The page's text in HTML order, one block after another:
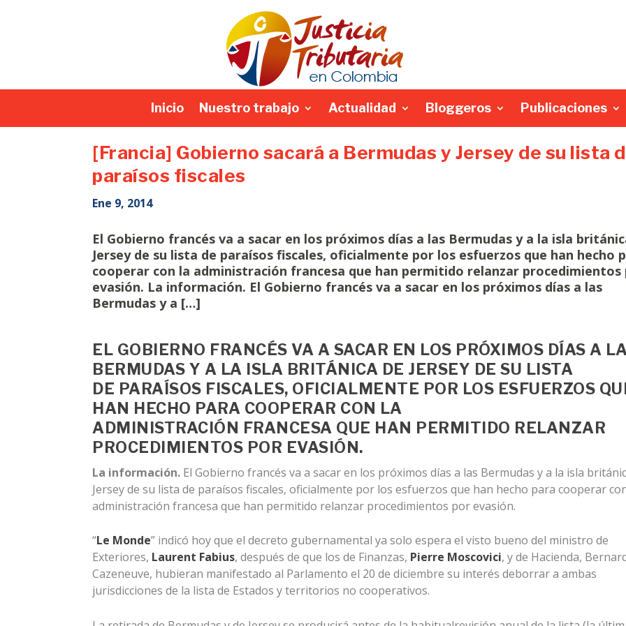
Inicio Nuestro trabajo Actualidad Bloggeros Publicaciones
[Francia] Gobierno sacará a Bermudas y Jersey de su lista
paraísos fiscales
Ene 9, 2014
El Gobierno francés va a sacar en los próximos días a las Bermudas y a la isla
Jersey de su lista de paraísos fiscales, oficialmente por los esfuerzos que han hecho
cooperar con la administración francesa que han permitido relanzar procedimientos
evasión. La información. El Gobierno francés va a sacar en los próximos días a las
Bermudas y a […]
EL GOBIERNO FRANCÉS VA A SACAR EN LOS PRÓXIMOS DÍAS A
BERMUDAS Y A LA ISLA BRITÁNICA DE JERSEY DE SU LISTA
DE PARAÍSOS FISCALES, OFICIALMENTE POR LOS ESFUERZOS
HAN HECHO PARA COOPERAR CON LA
ADMINISTRACIÓN FRANCESA QUE HAN PERMITIDO RELANZAR
PROCEDIMIENTOS POR EVASIÓN.
La información. El Gobierno francés va a sacar en los próximos días a las Bermudas y a la isla
Jersey de su lista de paraísos fiscales, oficialmente por los esfuerzos que han hecho para cooperar
administración francesa que han permitido relanzar procedimientos por evasión.
“Le Monde” indicó hoy que el decreto gubernamental ya solo espera el visto bueno del ministro de
Exteriores, Laurent Fabius, después de que los de Finanzas, Pierre Moscovici, y de Hacienda,
Cazeneuve, hubieran manifestado al Parlamento el 20 de diciembre su interés deborrar a ambas
jurisdicciones de la lista de Estados y territorios no cooperativos.